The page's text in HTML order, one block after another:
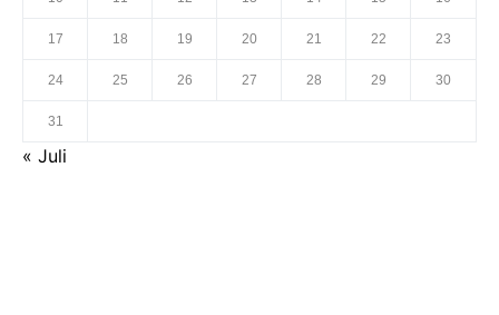
17 18 19 20 21 22 23
24 25 26 27 28 29 30
31
« Juli